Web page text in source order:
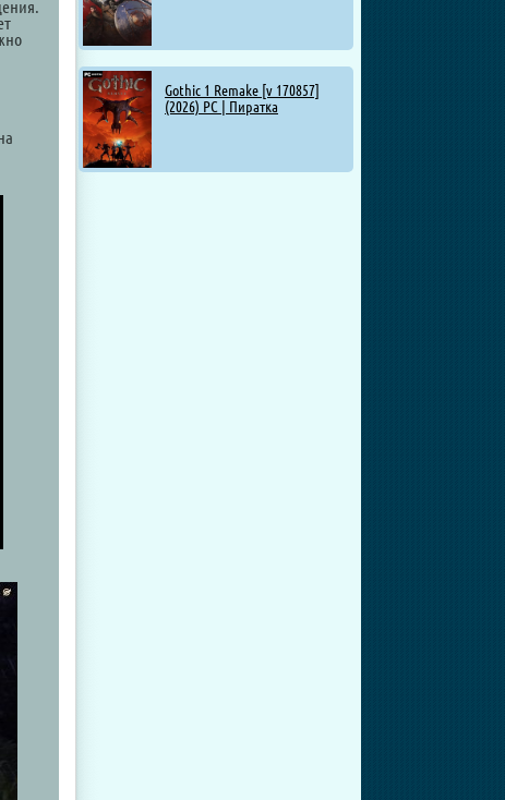
Gothic 1 Remake [v 170857]
(2026) PC | Пиратка